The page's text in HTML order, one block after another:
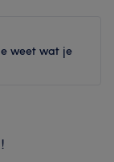
weet wat je